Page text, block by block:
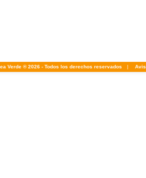
Verde ® 2026 - Todos los derechos reservados |